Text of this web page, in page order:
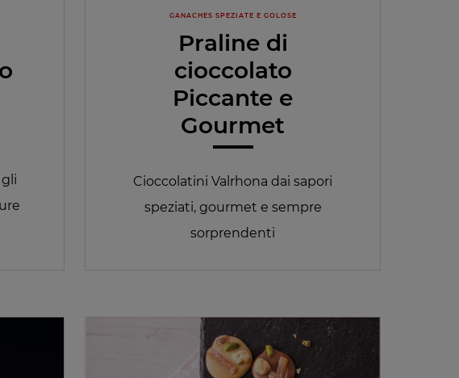
GANACHES SPEZIATE E GOLOSE
Praline di
cioccolato
Piccante e
Gourmet
Cioccolatini Valrhona dai sapori
speziati, gourmet e sempre
sorprendenti